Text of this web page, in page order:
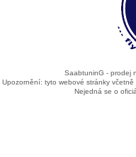
SaabtuninG - prodej
Upozornění: tyto webové stránky
Nejedná se o